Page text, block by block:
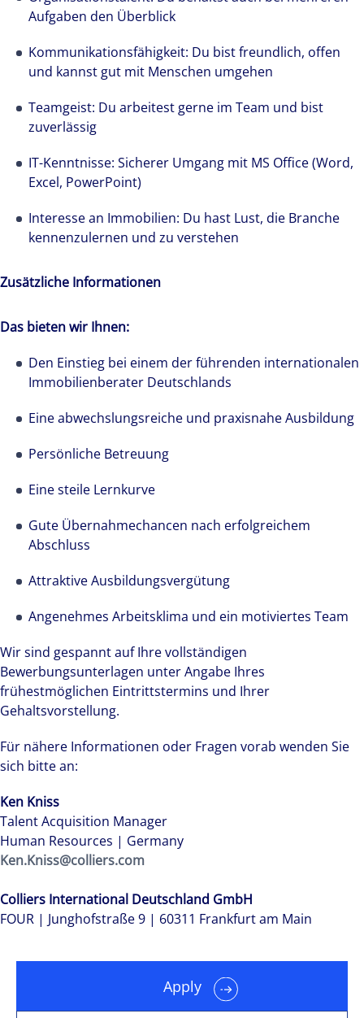
Aufgaben den Überblick
Kommunikationsfähigkeit: Du bist freundlich, offen
und kannst gut mit Menschen umgehen
Teamgeist: Du arbeitest gerne im Team und bist
zuverlässig
IT-Kenntnisse: Sicherer Umgang mit MS Office (Word,
Excel, PowerPoint)
Interesse an Immobilien: Du hast Lust, die Branche
kennenzulernen und zu verstehen
Zusätzliche Informationen
Das bieten wir Ihnen:
Den Einstieg bei einem der führenden internationalen
Immobilienberater Deutschlands
Eine abwechslungsreiche und praxisnahe Ausbildung
Persönliche Betreuung
Eine steile Lernkurve
Gute Übernahmechancen nach erfolgreichem
Abschluss
Attraktive Ausbildungsvergütung
Angenehmes Arbeitsklima und ein motiviertes Team
Wir sind gespannt auf Ihre vollständigen
Bewerbungsunterlagen unter Angabe Ihres
frühestmöglichen Eintrittstermins und Ihrer
Gehaltsvorstellung.
Für nähere Informationen oder Fragen vorab wenden Sie
sich bitte an:
Ken Kniss
Talent Acquisition Manager
Human Resources | Germany
Ken.Kniss@colliers.com
Colliers International Deutschland GmbH
FOUR | Junghofstraße 9 | 60311 Frankfurt am Main
Apply
Colliers ihre Erfahrungen und ihr Knowhow in
den Dienst unserer Kunden.